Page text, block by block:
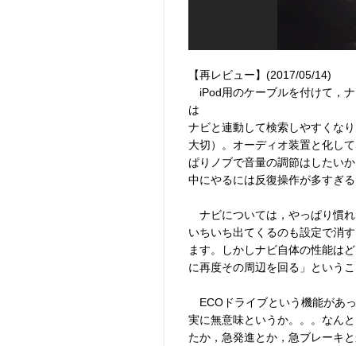
【再レビュー】(2017/05/14)
iPod用のケーブルを付けて，
は
ナビと連動して検索しやすくな
大切）。オーディオ装置と化し
ぱりノブで音量の調節はしたい
中にやるには反復操作が多すぎ
ナビについては，やっぱり慣
いちいち出てくるのも設定で消
ます。しかしナビ自体の性能は
に再度その周辺を回る」という
ECOドライブという機能があ
実に無意味というか。。。なん
たか，急発進とか，急ブレーキ